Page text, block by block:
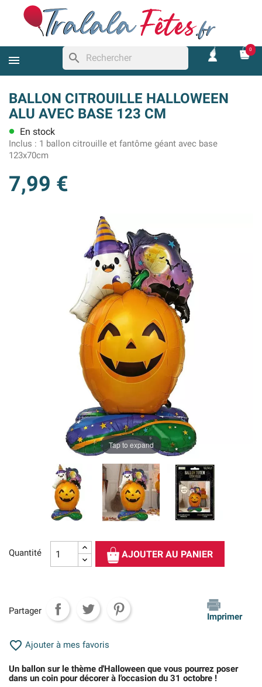
search
0
BALLON CITROUILLE HALLOWEEN
ALU AVEC BASE 123 CM
lens En stock
Inclus : 1 ballon citrouille et fantôme géant avec base
123x70cm
7,99 €
Tap to expand
Quantité AJOUTER AU PANIER
Partager
Imprimer
 Ajouter à mes favoris
Un ballon sur le thème d'Halloween que vous pourrez poser
dans un coin pour décorer à l'occasion du 31 octobre !